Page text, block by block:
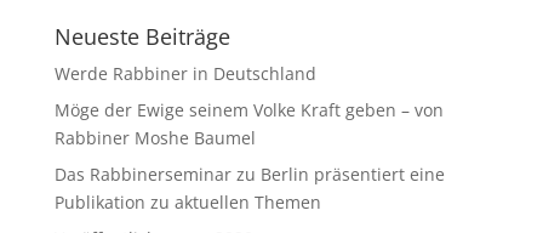
Neueste Beiträge
Werde Rabbiner in Deutschland
Möge der Ewige seinem Volke Kraft geben – von
Rabbiner Moshe Baumel
Das Rabbinerseminar zu Berlin präsentiert eine
Publikation zu aktuellen Themen